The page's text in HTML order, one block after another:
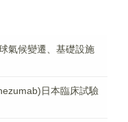
氣候變遷、基礎設施
日本臨床試驗